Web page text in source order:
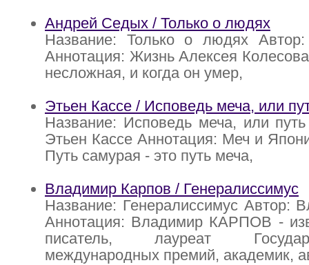
Андрей Седых / Только о людях
Название: Только о людях
Аннотация: Жизнь Алексея
несложная, и когда он умер,
Этьен Кассе / Исповедь меча, или
Название: Исповедь меча, или
Этьен Кассе Аннотация: Меч и
Путь самурая - это путь меча,
Владимир Карпов / Генералиссимус
Название: Генералиссимус Автор:
Аннотация: Владимир КАРПОВ -
писатель, лауреат
международных премий, академик,